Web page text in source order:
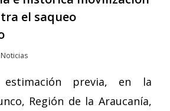
el saqueo
Noticias
previa, en la
Región de la Araucanía,